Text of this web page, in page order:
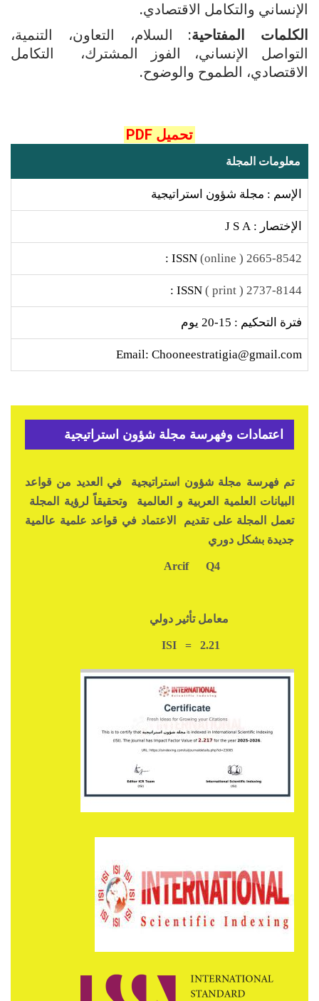
الإنساني والتكامل الاقتصادي.
الكلمات المفتاحية: السلام، التعاون، التنمية،
التواصل الإنساني، الفوز المشترك، التكامل
الاقتصادي، الطموح والوضوح.
تحميل PDF
معلومات المجلة
الإسم : مجلة شؤون استراتيجية
الإختصار : J S A
2665-8542 ( online)
2737-8144 ( print )
فترة التحكيم : 15-20 يوم
Email: Chooneestratigia@gmail.com
اعتمادات وفهرسة مجلة شؤون استراتيجية
تم فهرسة مجلة شؤون استراتيجية في العديد من قواعد
البيانات العلمية العربية و العالمية وتحقيقاً لرؤية المجلة
تعمل المجلة على تقديم الاعتماد في قواعد علمية عالمية
جديدة بشكل دوري
Q4
معامل تأثير دولي